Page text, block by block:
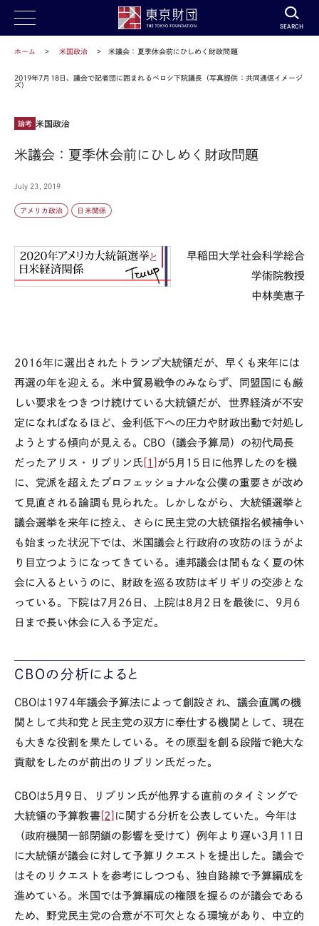
SEARCH
ホーム 米国政治 米議会：夏季休会前にひしめく財政問題
2019年7月18日、議会で記者団に囲まれるペロシ下院議長（写真提供：共同通信イメージ
ズ)
論考 米国政治
米議会：夏季休会前にひしめく財政問題
July 23, 2019
アメリカ政治 日米関係
早稲田大学社会科学総合
学術院教授
中林美恵子
2016年に選出されたトランプ大統領だが、早くも来年には
再選の年を迎える。米中貿易戦争のみならず、同盟国にも厳
しい要求をつきつけ続けている大統領だが、世界経済が不安
定になればなるほど、金利低下への圧力や財政出動で対処し
ようとする傾向が見える。 CBO （議会予算局）の初代局長
だったアリス・リブリン氏[1] が5 月 15 日に他界したのを機
に、党派を超えたプロフェッショナルな公僕の重要さが改め
て見直される論調も見られた。しかしながら、大統領選挙と
議会選挙を来年に控え、さらに民主党の大統領指名候補争い
も始まった状況下では、米国議会と行政府の攻防のほうがよ
り目立つようになってきている。連邦議会は間もなく夏の休
会に入るというのに、財政を巡る攻防はギリギリの交渉とな
っている。下院は7 月 26 日、上院は8 月 2 日を最後に、 9 月 6
日まで長い休会に入る予定だ。
CBOの分析によると
CBOは1974年議会予算法によって創設され、議会直属の機
関として共和党と民主党の双方に奉仕する機関として、現在
も大きな役割を果たしている。その原型を創る段階で絶大な
貢献をしたのが前出のリブリン氏だった。
CBOは5月9日、リブリン氏が他界する直前のタイミングで
大統領の予算教書[2] に関する分析を公表していた。今年は
（政府機関一部閉鎖の影響を受けて）例年より遅い3月11日
に大統領が議会に対して予算リクエストを提出した。議会で
はそのリクエストを参考にしつつも、独自路線で予算編成を
進めている。米国では予算編成の権限を握るのが議会である
ため、野党民主党の合意が不可欠となる環境があり、中立的